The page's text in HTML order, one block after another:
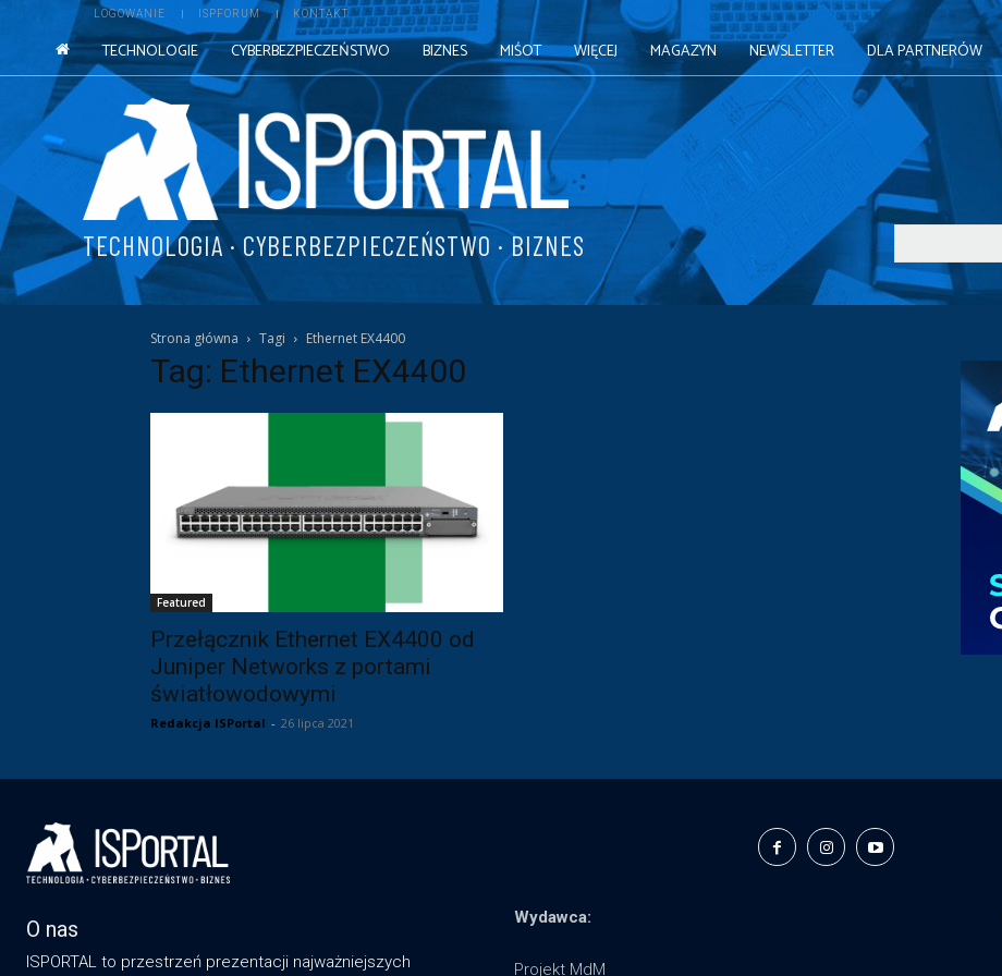
LOGOWANIE ISPFORUM KONTAKT
TECHNOLOGIE CYBERBEZPIECZEŃSTWO BIZNES MIŚOT WIĘCEJ MAGAZYN NEWSLETTER DLA PARTNERÓW
TECHNOLOGIA · CYBERBEZPIECZEŃSTWO · BIZNES
Strona główna Tagi Ethernet EX4400
Tag: Ethernet EX4400
Featured
Przełącznik Ethernet EX4400 od
Juniper Networks z portami
światłowodowymi
Redakcja ISPortal - 26 lipca 2021
O nas
ISPORTAL to przestrzeń prezentacji najważniejszych
Wydawca:
Projekt MdM